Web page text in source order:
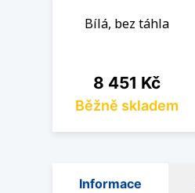
Bílá, bez táhla
Cena
8 451 Kč
Běžně skladem
Informace